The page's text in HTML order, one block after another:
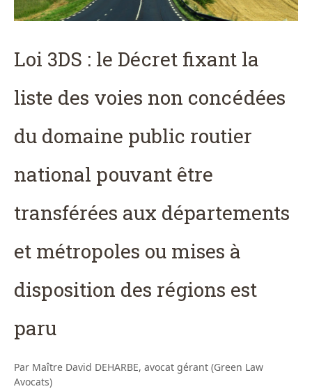
Loi 3DS : le Décret fixant la
liste des voies non concédées
du domaine public routier
national pouvant être
transférées aux départements
et métropoles ou mises à
disposition des régions est
paru
Par Maître David DEHARBE, avocat gérant (Green Law
Avocats)